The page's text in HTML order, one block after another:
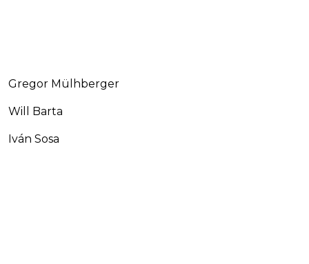
Gregor Mülhberger
Will Barta
Iván Sosa